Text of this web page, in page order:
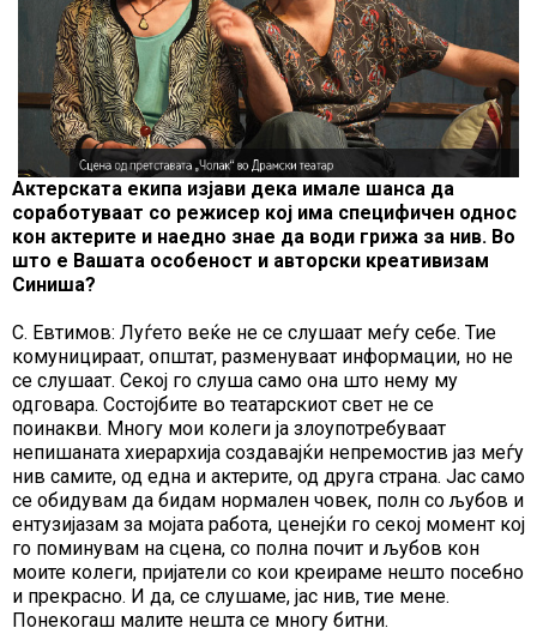
Актерската екипа изјави дека имале шанса да
соработуваат со режисер кој има специфичен однос
кон актерите и наедно знае да води грижа за нив. Во
што е Вашата особеност и авторски креативизам
Синиша?
С. Евтимов: Луѓето веќе не се слушаат меѓу себе. Тие
комуницираат, општат, разменуваат информации, но не
се слушаат. Секој го слуша само она што нему му
одговара. Состојбите во театарскиот свет не се
поинакви. Многу мои колеги ја злоупотребуваат
непишаната хиерархија создавајќи непремостив јаз меѓу
нив самите, од една и актерите, од друга страна. Јас само
се обидувам да бидам нормален човек, полн со љубов и
ентузијазам за мојата работа, ценејќи го секој момент кој
го поминувам на сцена, со полна почит и љубов кон
моите колеги, пријатели со кои креираме нешто посебно
и прекрасно. И да, се слушаме, јас нив, тие мене.
Понекогаш малите нешта се многу битни.